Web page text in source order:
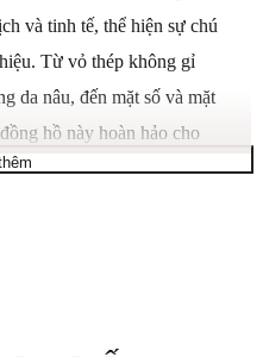
và tinh tế, thể hiện sự chú
Từ vỏ thép không gỉ
da nâu, đến mặt số và mặt
hồ này hoàn hảo cho